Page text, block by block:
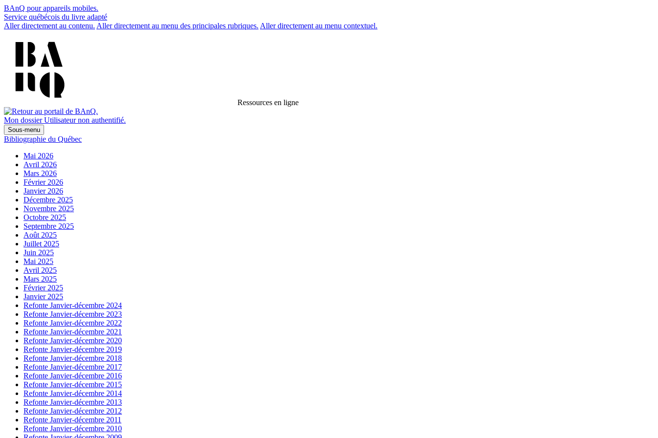
BAnQ pour appareils mobiles.
Service québécois du livre adapté
Aller directement au contenu. Aller directement au menu des principales rubriques. Aller directement au menu contextuel.
Ressources en ligne
Mon dossier Utilisateur non authentifié.
Sous-menu
Bibliographie du Québec
Mai 2026
Avril 2026
Mars 2026
Février 2026
Janvier 2026
Décembre 2025
Novembre 2025
Octobre 2025
Septembre 2025
Août 2025
Juillet 2025
Juin 2025
Mai 2025
Avril 2025
Mars 2025
Février 2025
Janvier 2025
Refonte Janvier-décembre 2024
Refonte Janvier-décembre 2023
Refonte Janvier-décembre 2022
Refonte Janvier-décembre 2021
Refonte Janvier-décembre 2020
Refonte Janvier-décembre 2019
Refonte Janvier-décembre 2018
Refonte Janvier-décembre 2017
Refonte Janvier-décembre 2016
Refonte Janvier-décembre 2015
Refonte Janvier-décembre 2014
Refonte Janvier-décembre 2013
Refonte Janvier-décembre 2012
Refonte Janvier-décembre 2011
Refonte Janvier-décembre 2010